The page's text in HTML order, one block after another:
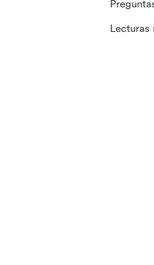
Lecturas